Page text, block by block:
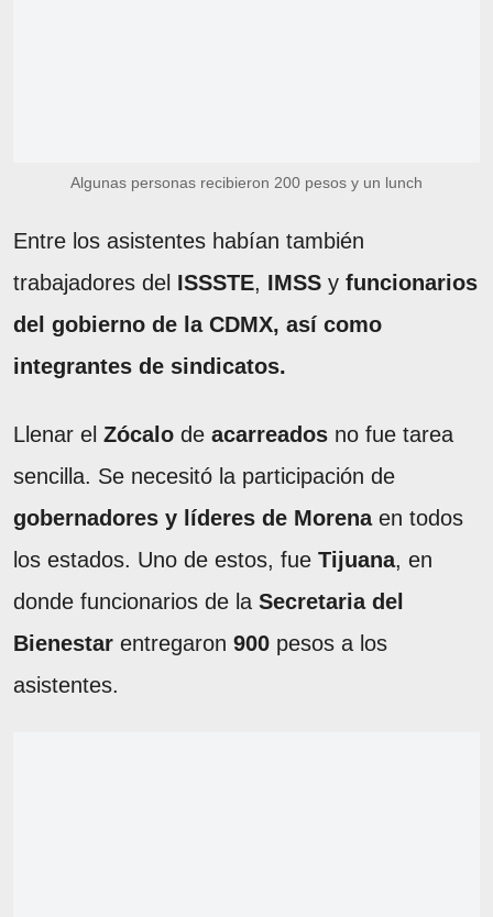
Algunas personas recibieron 200 pesos y un lunch
Entre los asistentes habían también
trabajadores del ISSSTE, IMSS y funcionarios
del gobierno de la CDMX, así como
integrantes de sindicatos.
Llenar el Zócalo de acarreados no fue tarea
sencilla. Se necesitó la participación de
gobernadores y líderes de Morenaen todos
los estados. Uno de estos, fue Tijuana, en
donde funcionarios de la Secretaria del
Bienestar entregaron 900 pesos a los
asistentes.